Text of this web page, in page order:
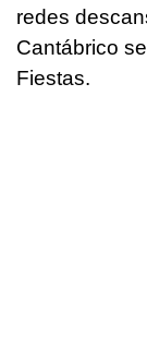
redes
Cantábrico
Fiestas.